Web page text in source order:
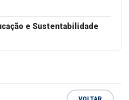
e Sustentabilidade